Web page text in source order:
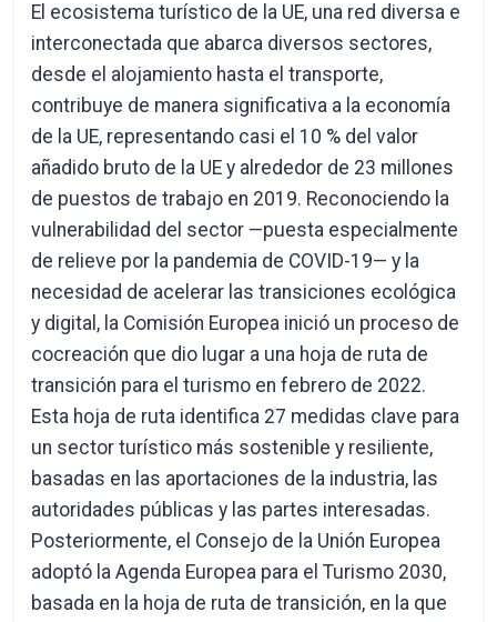
El ecosistema turístico de la UE, una red diversa e
interconectada que abarca diversos sectores,
desde el alojamiento hasta el transporte,
contribuye de manera significativa a la economía
de la UE, representando casi el 10 % del valor
añadido bruto de la UE y alrededor de 23 millones
de puestos de trabajo en 2019. Reconociendo la
vulnerabilidad del sector —puesta especialmente
de relieve por la pandemia de COVID-19— y la
necesidad de acelerar las transiciones ecológica
y digital, la Comisión Europea inició un proceso de
cocreación que dio lugar a una hoja de ruta de
transición para el turismo en febrero de 2022.
Esta hoja de ruta identifica 27 medidas clave para
un sector turístico más sostenible y resiliente,
basadas en las aportaciones de la industria, las
autoridades públicas y las partes interesadas.
Posteriormente, el Consejo de la Unión Europea
adoptó la Agenda Europea para el Turismo 2030,
basada en la hoja de ruta de transición, en la que